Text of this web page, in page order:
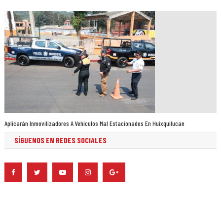
Aplicarán Inmovilizadores A Vehículos Mal Estacionados En Huixquilucan
SÍGUENOS EN REDES SOCIALES